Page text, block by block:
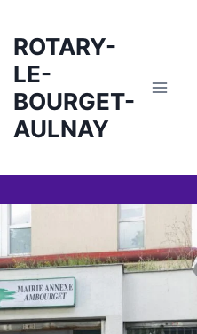
ROTARY-
LE-
BOURGET-
AULNAY